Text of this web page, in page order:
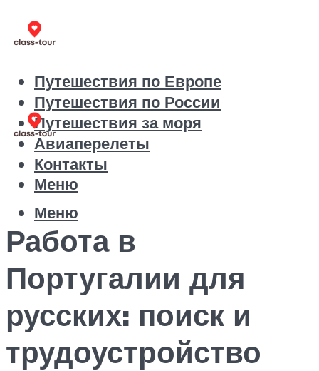
Путешествия по Европе
Путешествия по России
Путешествия за моря
Авиаперелеты
Контакты
Меню
Меню
Работа в
Португалии для
русских: поиск и
трудоустройство